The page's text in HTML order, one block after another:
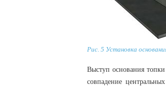
Рис. 5 Установка
Выступ основания
совпадение